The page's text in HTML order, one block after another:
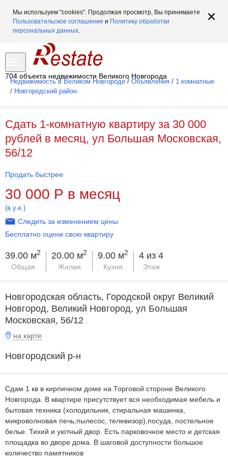
Мы используем "cookies". Продолжая просмотр, Вы принимаете
Пользовательское соглашение и Политику обработки
персональных данных.
704 объекта недвижимости Великого Новгорода
Недвижимость в Великом Новгороде / Объявления / 1 комнатные
/ Новгородский район
Сдать 1-комнатную квартиру за 30 000
рублей в месяц, ул Большая Московская,
56/12
Продать быстрее
30 000 Р в месяц
(в у.е.)
Следить за изменением цены
Бесплатно оцени свою квартиру
39.00 м2
Общая
20.00 м2
Жилая
9.00 м2
Кухня
4 из 4
Этаж
Новгородская область, Городской округ Великий
Новгород, Великий Новгород, ул Большая
Московская, 56/12
на карте
Новгородский р-н
Сдам 1 кв в кирпичном доме на Торговой стороне Великого
Новгорода. В квартире присутствует вся необходимая мебель и
бытовая техника (холодильник, стиральная машинка,
микроволновая печь,пылесос, телевизор),посуда, постельное
белье. Тихий и уютный двор. Есть парковочное место и детская
площадка во дворе дома. В шаговой доступности большое
количество памятников